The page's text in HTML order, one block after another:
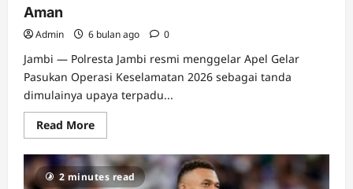
Aman
Admin 6 bulan ago 0
Jambi — Polresta Jambi resmi menggelar Apel Gelar
Pasukan Operasi Keselamatan 2026 sebagai tanda
dimulainya upaya terpadu...
Read MoreRead
more
Operasi
Keselamatan
2026
2 minutes read